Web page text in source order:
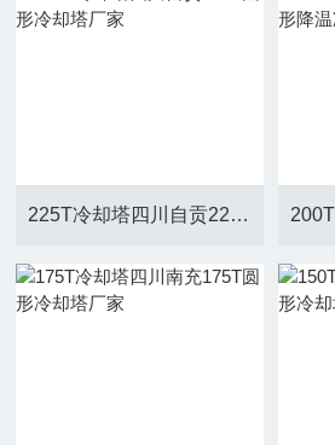
225T冷却塔四川自贡225T圆形冷却塔厂家